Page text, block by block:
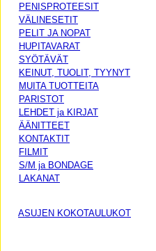
PENISPROTEESIT
VÄLINESETIT
PELIT JA NOPAT
HUPITAVARAT
SYÖTÄVÄT
KEINUT, TUOLIT, TYYNYT
MUITA TUOTTEITA
PARISTOT
LEHDET ja KIRJAT
ÄÄNITTEET
KONTAKTIT
FILMIT
S/M ja BONDAGE
LAKANAT
ASUJEN KOKOTAULUKOT